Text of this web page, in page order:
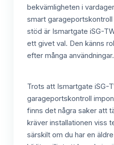
bekvämligheten i
smart
stöd är Ismartgate iSG-
ett givet val. Den känns
efter många användningar.
Trots att Ismartgate iSG-
garageportskontroll
finns det några saker att
kräver installationen viss
särskilt om du har en